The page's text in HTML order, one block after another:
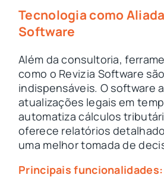
Tecnologia como
Software
Além da consultoria,
como o Revizia Software são
indispensáveis. O software
atualizações legais em
automatiza cálculos
oferece relatórios
uma melhor tomada de
Principais funcionalidades: